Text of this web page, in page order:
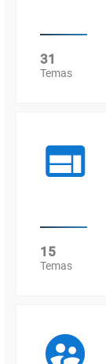
31
Temas
15
Temas